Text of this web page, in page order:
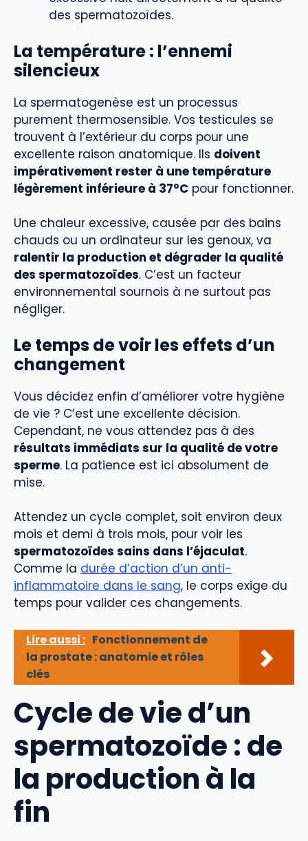
des spermatozoïdes.
La température : l’ennemi
silencieux
La spermatogenèse est un processus
purement thermosensible. Vos testicules se
trouvent à l’extérieur du corps pour une
excellente raison anatomique. Ils doivent
impérativement rester à une température
légèrement inférieure à 37°C pour fonctionner.
Une chaleur excessive, causée par des bains
chauds ou un ordinateur sur les genoux, va
ralentir la production et dégrader la qualité
des spermatozoïdes. C’est un facteur
environnemental sournois à ne surtout pas
négliger.
Le temps de voir les effets d’un
changement
Vous décidez enfin d’améliorer votre hygiène
de vie ? C’est une excellente décision.
Cependant, ne vous attendez pas à des
résultats immédiats sur la qualité de votre
sperme. La patience est ici absolument de
mise.
Attendez un cycle complet, soit environ deux
mois et demi à trois mois, pour voir les
spermatozoïdes sains dans l’éjaculat.
Comme la durée d’action d’un anti-
inflammatoire dans le sang, le corps exige du
temps pour valider ces changements.
Lire aussi : Fonctionnement de
la prostate : anatomie et rôles
clés
Cycle de vie d’un
spermatozoïde : de
la production à la
fin